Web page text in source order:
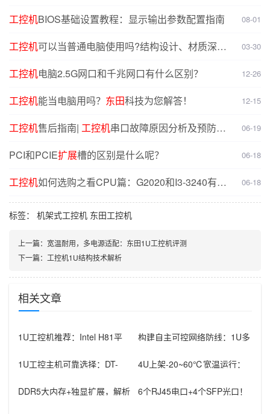
工控机BIOS基础设置教程：显示输出参数配置指南 08-01
工控机可以当普通电脑使用吗?结构设计、材质深度
03-30
工控机电脑2.5G网口和千兆网口有什么区别？ 12-26
工控机能当电脑用吗？ 东田科技为您解答！ 12-15
工控机售后指南| 工控机串口故障原因分析及预防解
06-19
PCI和PCIE扩展槽的区别是什么呢？ 06-18
工控机如何选购之看CPU篇：G2020和I3-3240有什
么不同？
06-18
标签： 机架式工控机 东田工控机
上一篇： 宽温耐用，多电源适配：东田1U工控机评测
下一篇： 工控机1U结构技术解析
相关文章
1U工控机推荐：Intel H81平
构建自主可控网络防线：1U多
实践
1U工控主机可靠选择：DT-
4U上架-20~60℃宽温运行：
环
DDR5大内存+独显扩展，解析
6个RJ45电口+4个SFP光口！